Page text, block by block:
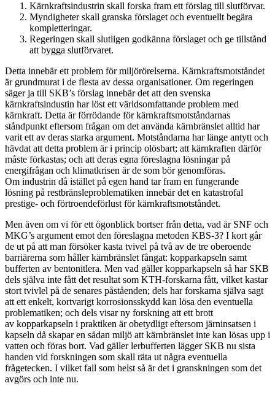
Kärnkraftsindustrin skall forska fram ett förslag till slutförvar.
Myndigheter skall granska förslaget och eventuellt begära
kompletteringar.
Regeringen skall slutligen godkänna förslaget och ge tillstånd
att bygga slutförvaret.
Detta innebär ett problem för miljörörelserna. Kärnkraftsmotståndet
är grundmurat i de flesta av dessa organisationer. Om regeringen
säger ja till SKB’s förslag innebär det att den svenska
kärnkraftsindustin har löst ett världsomfattande problem med
kärnkraft. Detta är förrödande för kärnkraftsmotståndarnas
ståndpunkt eftersom frågan om det använda kärnbränslet alltid har
varit ett av deras starka argument. Motståndarna har länge antytt och
hävdat att detta problem är i princip olösbart; att kärnkraften därför
måste förkastas; och att deras egna föreslagna lösningar på
energifrågan och klimatkrisen är de som bör genomföras.
Om industrin då istället på egen hand tar fram en fungerande
lösning på restbränsleproblematiken innebär det en katastrofal
prestige- och förtroendeförlust för kärnkraftsmotståndet.
Men även om vi för ett ögonblick bortser från detta, vad är SNF och
MKG’s argument emot den föreslagna metoden KBS-3? I kort går
de ut på att man försöker kasta tvivel på två av de tre oberoende
barriärerna som håller kärnbränslet fångat: kopparkapseln samt
bufferten av bentonitlera. Men vad gäller kopparkapseln så har SKB
dels själva inte fått det resultat som KTH-forskarna fått, vilket kastar
stort tvivlel på de senares påståenden; dels har forskarna själva sagt
att ett enkelt, kortvarigt korrosionsskydd kan lösa den eventuella
problematiken; och dels visar ny forskning att ett brott
av kopparkapseln i praktiken är obetydligt eftersom järninsatsen i
kapseln då skapar en sådan miljö att kärnbränslet inte kan lösas upp i
vatten och föras bort. Vad gäller lerbufferten lägger SKB nu sista
handen vid forskningen som skall räta ut några eventuella
frågetecken. I vilket fall som helst så är det i granskningen som det
avgörs och inte nu.